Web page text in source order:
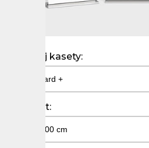
Rodzaj kasety:
Format: